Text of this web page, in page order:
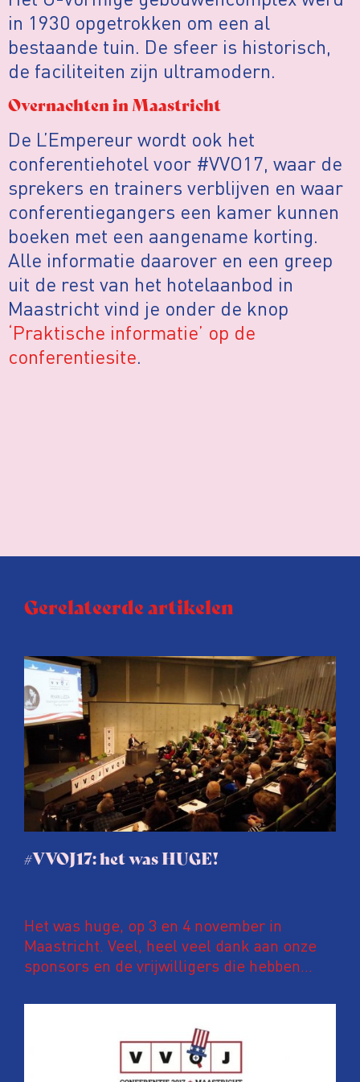
in 1930 opgetrokken om een al
bestaande tuin. De sfeer is historisch,
de faciliteiten zijn ultramodern.
Overnachten in Maastricht
De L’Empereur wordt ook het
conferentiehotel voor #VVO17, waar de
sprekers en trainers verblijven en waar
conferentiegangers een kamer kunnen
boeken met een aangename korting.
Alle informatie daarover en een greep
uit de rest van het hotelaanbod in
Maastricht vind je onder de knop
‘Praktische informatie’ op de
conferentiesite.
Gerelateerde artikelen
#VVOJ17: het was HUGE!
Het was huge, op 3 en 4 november in
Maastricht. Veel, heel veel dank aan onze
sponsors en de vrijwilligers die hebben
maken.